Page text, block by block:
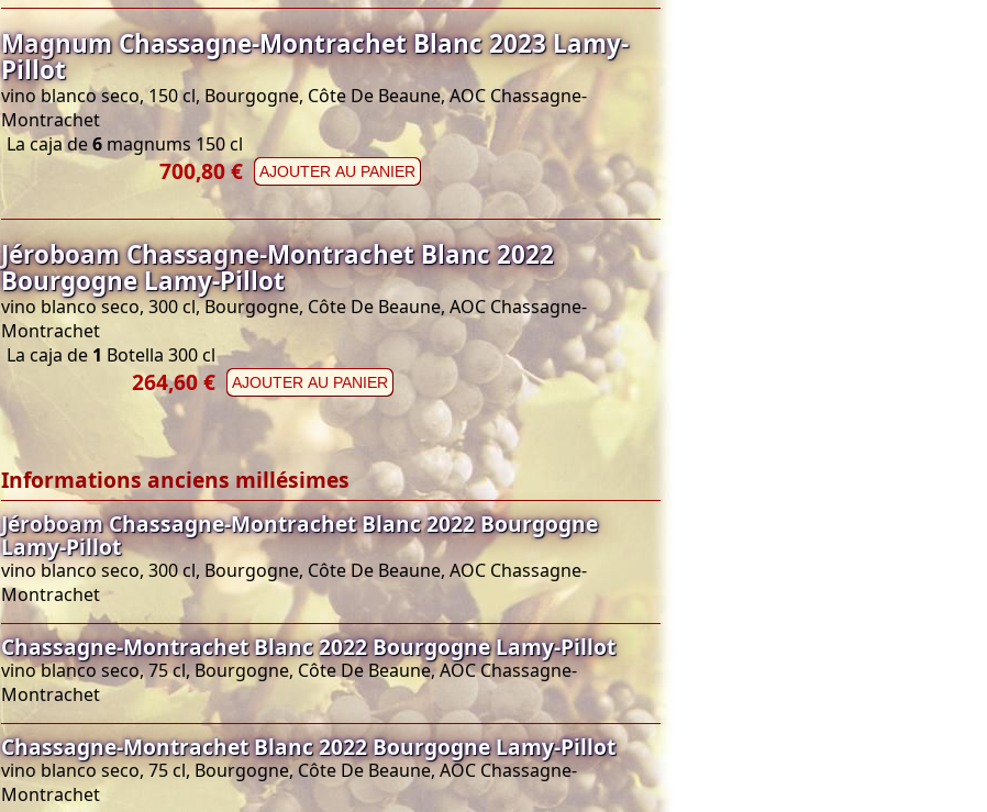
Magnum Chassagne-Montrachet Blanc 2023 Lamy-
Pillot
vino blanco seco, 150 cl, Bourgogne, Côte De Beaune, AOC Chassagne-
Montrachet
La caja de6 magnums 150 cl
700,80 € AJOUTER AU PANIER
Jéroboam Chassagne-Montrachet Blanc 2022
Bourgogne Lamy-Pillot
vino blanco seco, 300 cl, Bourgogne, Côte De Beaune, AOC Chassagne-
Montrachet
La caja de 1 Botella 300 cl
264,60 € AJOUTER AU PANIER
Informations anciens millésimes
Jéroboam Chassagne-Montrachet Blanc 2022 Bourgogne
Lamy-Pillot
vino blanco seco, 300 cl, Bourgogne, Côte De Beaune, AOC Chassagne-
Montrachet
Chassagne-Montrachet Blanc 2022 Bourgogne Lamy-Pillot
vino blanco seco, 75 cl, Bourgogne, Côte De Beaune, AOC Chassagne-
Montrachet
Chassagne-Montrachet Blanc 2022 Bourgogne Lamy-Pillot
vino blanco seco, 75 cl, Bourgogne, Côte De Beaune, AOC Chassagne-
Montrachet